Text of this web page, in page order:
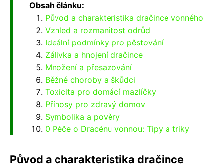
Obsah článku:
Původ a charakteristika dračince vonného
Vzhled a rozmanitost odrůd
Ideální podmínky pro pěstování
Zálivka a hnojení dračince
Množení a přesazování
Běžné choroby a škůdci
Toxicita pro domácí mazlíčky
Přínosy pro zdravý domov
Symbolika a pověry
0 Péče o Dracénu vonnou: Tipy a triky
Původ a charakteristika dračince